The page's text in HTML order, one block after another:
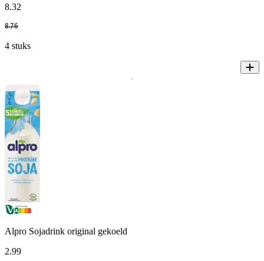
8.32
8.76
4 stuks
Alpro Sojadrink original gekoeld
2.99